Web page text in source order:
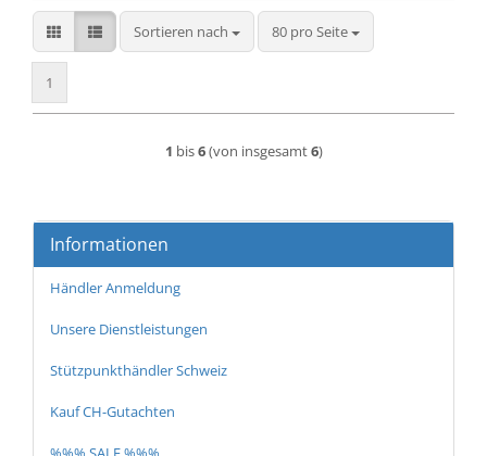
Sortieren nach
Sortieren nach 80 pro Seite
pro Seite
1
1 bis6(von insgesamt6)
Informationen
Händler Anmeldung
Unsere Dienstleistungen
Stützpunkthändler Schweiz
Kauf CH-Gutachten